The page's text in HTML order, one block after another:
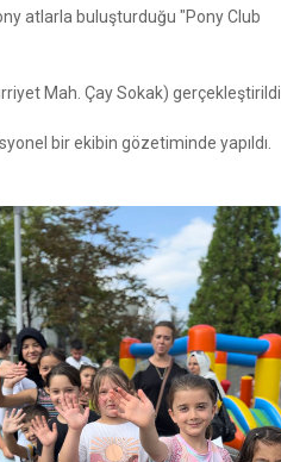
atlarla buluşturduğu "Pony Club
Mah. Çay Sokak) gerçekleştirildi.
bir ekibin gözetiminde yapıldı.